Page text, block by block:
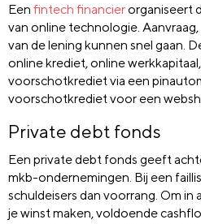
Een fintech financierorganiseert
van online technologie.
van de lening kunnen snel gaan.
online krediet, online
voorschotkrediet via een
voorschotkrediet voor een
Private debt fonds
Een private debt fonds geeft
mkb-ondernemingen. Bij een
schuldeisers dan voorrang. Om
je winst maken, voldoende